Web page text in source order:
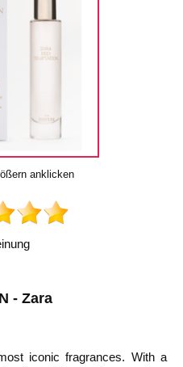
anklicken
- Zara
iconic fragrances. With a